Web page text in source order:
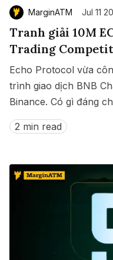
MarginATM Jul 11
Tranh giải 10M
Trading
Echo Protocol vừa
trình giao dịch BNB
Binance. Có gì đáng
này?
2 min read